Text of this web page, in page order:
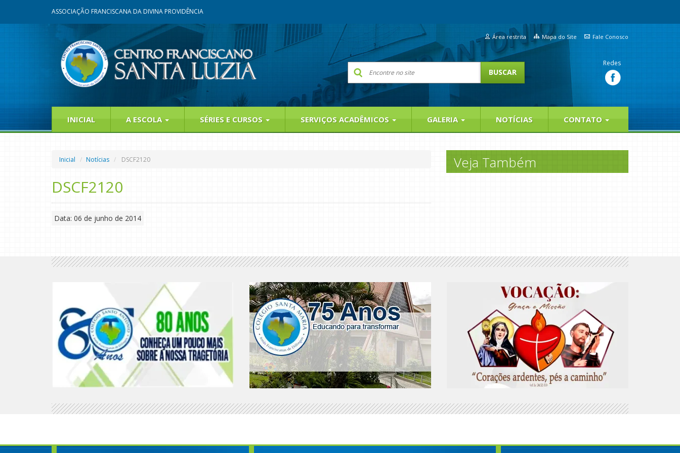
ASSOCIAÇÃO FRANCISCANA DA DIVINA PROVIDÊNCIA
Área restrita Mapa do Site Fale Conosco
Redes
INICIAL A ESCOLA SÉRIES E CURSOS SERVIÇOS ACADÊMICOS GALERIA NOTÍCIAS CONTATO
Inicial Notícias DSCF2120
DSCF2120
Data: 06 de junho de 2014
Veja Também